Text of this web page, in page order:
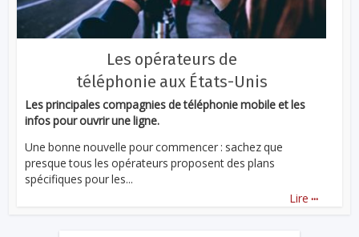
Les opérateurs de
téléphonie aux États-Unis
Les principales compagnies de téléphonie mobile et les
infos pour ouvrir une ligne.
Une bonne nouvelle pour commencer : sachez que
presque tous les opérateurs proposent des plans
spécifiques pour les...
Lire ...